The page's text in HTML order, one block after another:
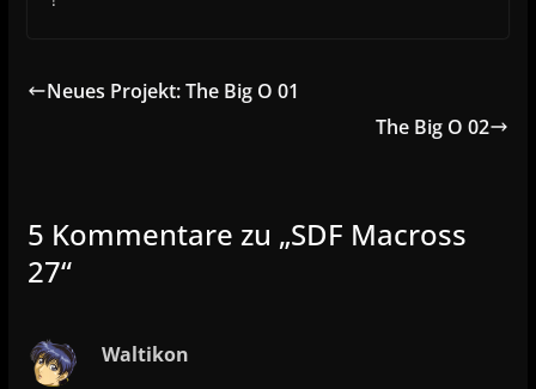
Neues Projekt: The Big O 01
The Big O 02
5 Kommentare zu „SDF Macross
27“
Waltikon